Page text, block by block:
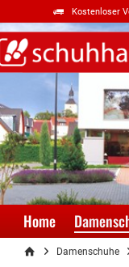
Kostenloser
Home
Damenschuhe